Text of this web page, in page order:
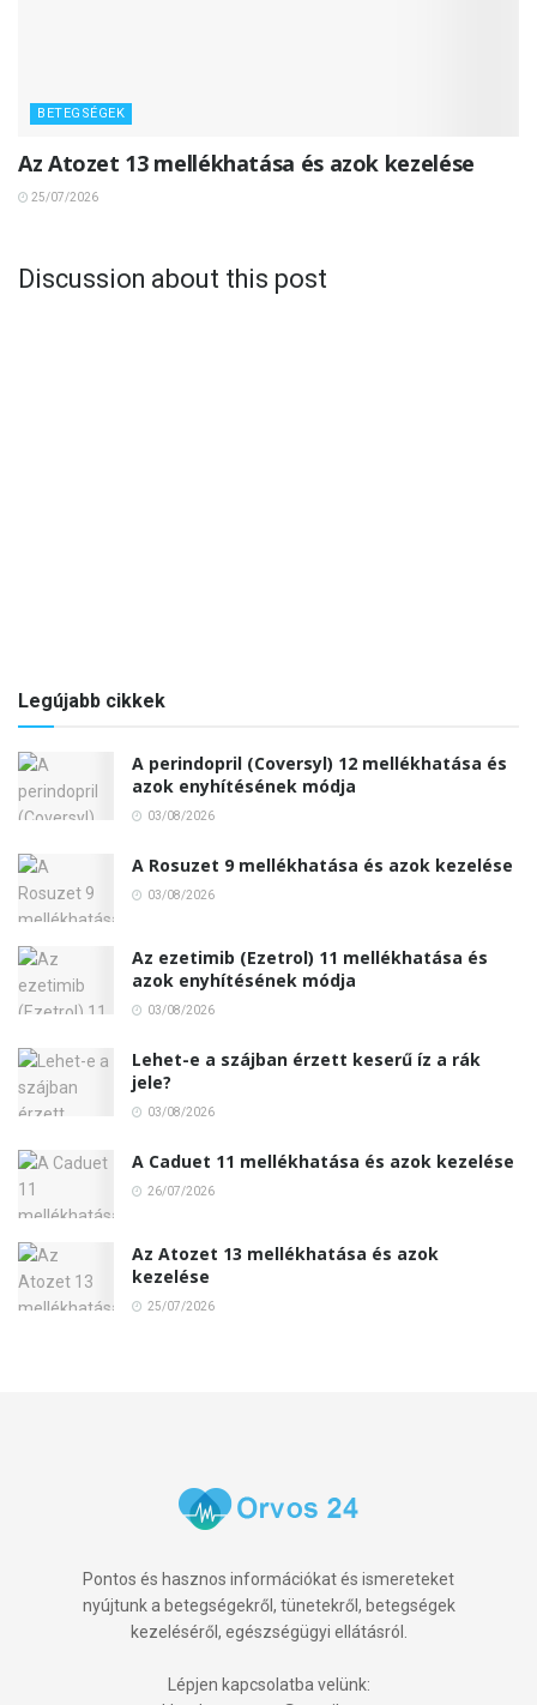
BETEGSÉGEK
Az Atozet 13 mellékhatása és azok kezelése
25/07/2026
Discussion about this post
Legújabb cikkek
A perindopril (Coversyl) 12 mellékhatása és
azok enyhítésének módja
03/08/2026
A Rosuzet 9 mellékhatása és azok kezelése
03/08/2026
Az ezetimib (Ezetrol) 11 mellékhatása és
azok enyhítésének módja
03/08/2026
Lehet-e a szájban érzett keserű íz a rák
jele?
03/08/2026
A Caduet 11 mellékhatása és azok kezelése
26/07/2026
Az Atozet 13 mellékhatása és azok
kezelése
25/07/2026
Pontos és hasznos információkat és ismereteket
nyújtunk a betegségekről, tünetekről, betegségek
kezeléséről, egészségügyi ellátásról.
Lépjen kapcsolatba velünk: